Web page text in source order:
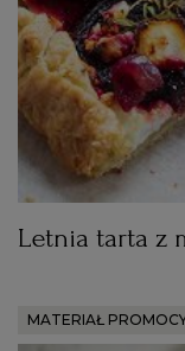
Letnia tarta z
MATERIAŁ